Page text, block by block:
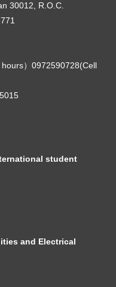
30012, R.O.C.
）0972590728(Cell
student
and Electrical